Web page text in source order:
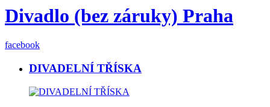
Divadlo (bez záruky) Praha
facebook
DIVADELNÍ TŘÍSKA